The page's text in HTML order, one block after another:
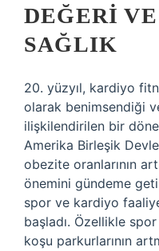
DEĞERI
SAĞLIK
20. yüzyıl, kardiyo
olarak benimsendiği
ilişkilendirilen bir
Amerika Birleşik
obezite oranlarının
önemini gündeme
spor ve kardiyo
başladı. Özellikle spor
koşu parkurlarının